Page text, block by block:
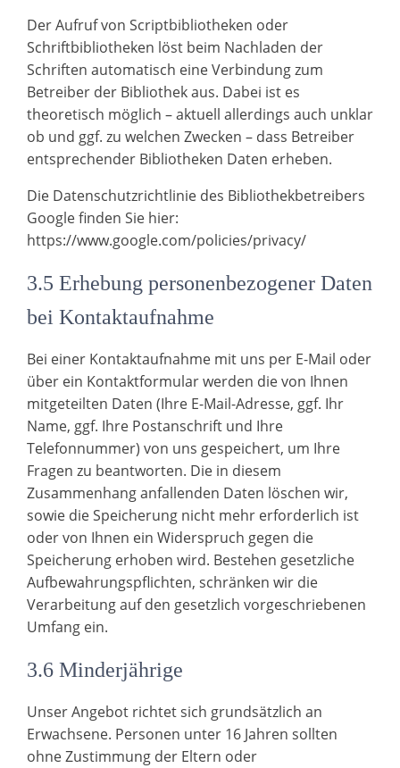
Der Aufruf von Scriptbibliotheken oder
Schriftbibliotheken löst beim Nachladen der
Schriften automatisch eine Verbindung zum
Betreiber der Bibliothek aus. Dabei ist es
theoretisch möglich – aktuell allerdings auch unklar
ob und ggf. zu welchen Zwecken – dass Betreiber
entsprechender Bibliotheken Daten erheben.
Die Datenschutzrichtlinie des Bibliothekbetreibers
Google finden Sie hier:
https://www.google.com/policies/privacy/
3.5 Erhebung personenbezogener Daten
bei Kontaktaufnahme
Bei einer Kontaktaufnahme mit uns per E-Mail oder
über ein Kontaktformular werden die von Ihnen
mitgeteilten Daten (Ihre E-Mail-Adresse, ggf. Ihr
Name, ggf. Ihre Postanschrift und Ihre
Telefonnummer) von uns gespeichert, um Ihre
Fragen zu beantworten. Die in diesem
Zusammenhang anfallenden Daten löschen wir,
sowie die Speicherung nicht mehr erforderlich ist
oder von Ihnen ein Widerspruch gegen die
Speicherung erhoben wird. Bestehen gesetzliche
Aufbewahrungspflichten, schränken wir die
Verarbeitung auf den gesetzlich vorgeschriebenen
Umfang ein.
3.6 Minderjährige
Unser Angebot richtet sich grundsätzlich an
Erwachsene. Personen unter 16 Jahren sollten
ohne Zustimmung der Eltern oder